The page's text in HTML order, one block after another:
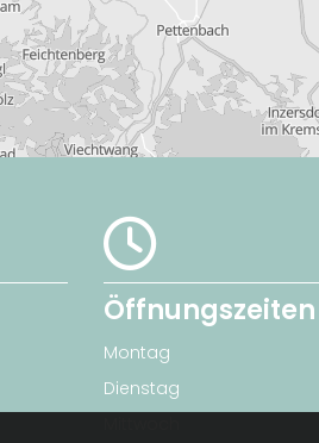

Öffnungszeiten
Montag
Dienstag